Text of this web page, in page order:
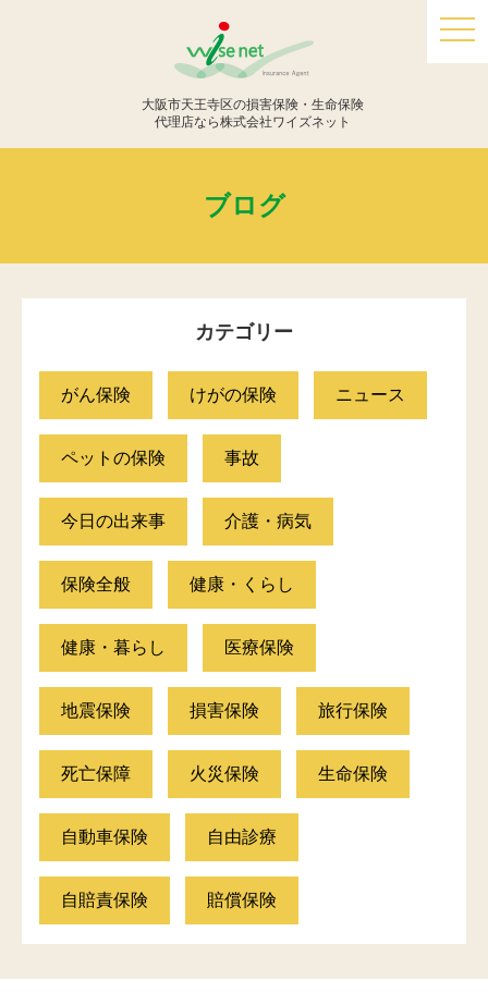
大阪市天王寺区の損害保険・生命保険
代理店なら株式会社ワイズネット
ブログ
カテゴリー
がん保険 けがの保険 ニュース
ペットの保険 事故
今日の出来事 介護・病気
保険全般 健康・くらし
健康・暮らし 医療保険
地震保険 損害保険 旅行保険
死亡保障 火災保険 生命保険
自動車保険 自由診療
自賠責保険 賠償保険